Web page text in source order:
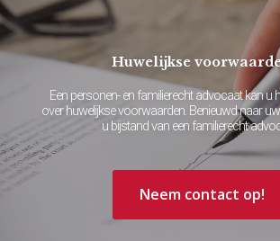
Huwelijkse
Een personen- en familierecht advocaat kan u
over huwelijkse voorwaarden. Benieuwd naar
u bijstand van een familierecht
Neem contact op!